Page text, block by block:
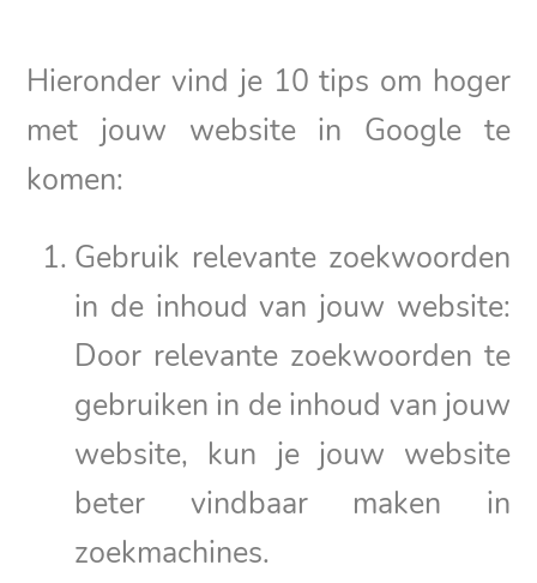
Hieronder vind je 10 tips om hoger
met jouw website in Google te
komen:
Gebruik relevante zoekwoorden
in de inhoud van jouw website:
Door relevante zoekwoorden te
gebruiken in de inhoud van jouw
website, kun je jouw website
beter vindbaar maken in
zoekmachines.